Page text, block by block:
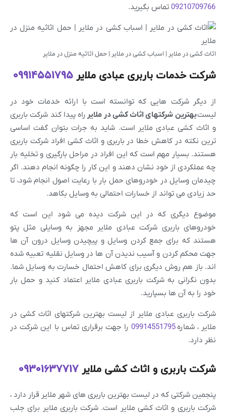
09210709766 تماس بگیرید.
اثاث کشی در ملایر | اسباب کشی در ملایر | حمل اثاثیه منزل در ملایر
شرکت خدمات باربری عبادی ملایر 09914551795
از دیگر شرکت هایی که توانسته است با ارائه خدمات خود در
لیستبهترین شرکتهای اثاث کشی در ملایر راه پیدا کند شرکت باربری
و اثاث کشی عبادی ملایر است. شاید به جرات بتوان گفت اساسی
ترین نکته در کاهش خطا در باربری و اثاث کشی افراد شرکت باربری
هستند. بسیار مهم است که این افراد در مراحل بارگیری و تخلیه بار
چه عملکردی از خود نشان دهند و این کار را چگونه انجام دهند. اگر
چیدمان وسایل در خودروهای حمل بار با رعایت اصول انجام شود، تا
حد زیادی می تواند از خسارات احتمالی به وسایل بکاهد.
موضوع دیگری که در این شرکت دیده می شود این است که
خودروهای باربری شرکت عبادی ملایر مجهز به وسایلی مثل پتو
هستند که برای جمع کردن وسایل و پیچیدن وسایل درون آن ها
جهت محکم کردن و آسیب ندیدن آن ها در وسایل نقلیه تعبیه شده
اند. باز هم روش دیگری برای کاهش احتمال خسارت به وسایل شما.
بدون نگرانی به شرکت باربری عبادی ملایر اعتماد کنید و حمل بار
خود را به آن ها بسپارید.
شرکت باربری عبادی ملایر از لیست بهترین شرکتهای اثاث کشی در
ملایر ، شماره09914551795را جهت برقراری تماس با این شرکت در
نظر دارد.
شرکت باربری و اثاث کشی ملایر 09301637717
پنجمین شرکتی که در لیست بهترین باربری های شهر ملایر قرار دارد ،
شرکت باربری و اثاث کشی ملایر است. شرکت باربری ملایر برای جلب